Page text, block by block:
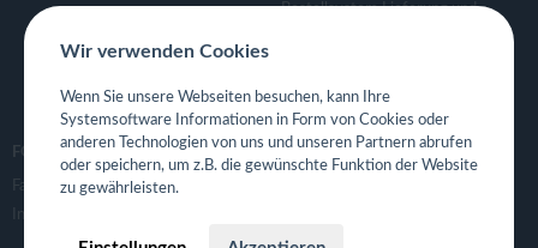
Bestellsystem Lieferung und
Eigene App für Restaurant
FOLGE UNS
Facebook
Instagram
Wir verwenden Cookies
Wenn Sie unsere Webseiten besuchen, kann Ihre
Systemsoftware Informationen in Form von Cookies oder
anderen Technologien von uns und unseren Partnern abrufen
oder speichern, um z.B. die gewünschte Funktion der Website
zu gewährleisten.